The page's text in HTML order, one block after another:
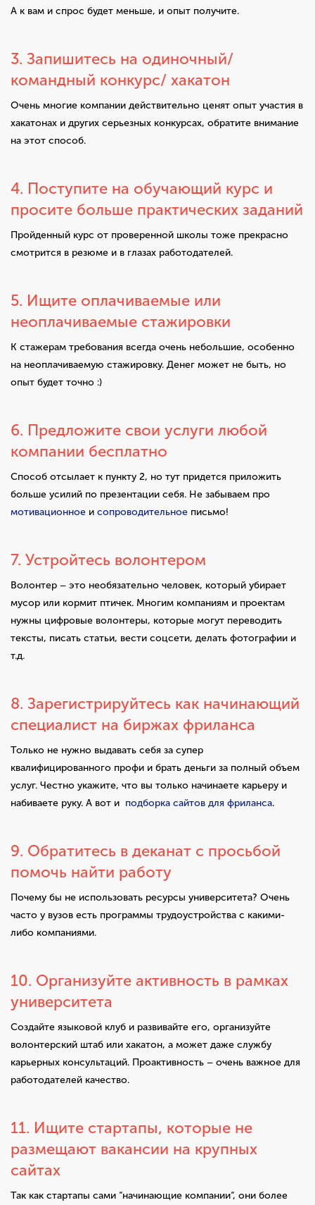
А к вам и спрос будет меньше, и опыт получите.
3. Запишитесь на одиночный/
командный конкурс/ хакатон
Очень многие компании действительно ценят опыт участия в
хакатонах и других серьезных конкурсах, обратите внимание
на этот способ.
4. Поступите на обучающий курс и
просите больше практических заданий
Пройденный курс от проверенной школы тоже прекрасно
смотрится в резюме и в глазах работодателей.
5. Ищите оплачиваемые или
неоплачиваемые стажировки
К стажерам требования всегда очень небольшие, особенно
на неоплачиваемую стажировку. Денег может не быть, но
опыт будет точно :)
6. Предложите свои услуги любой
компании бесплатно
Способ отсылает к пункту 2, но тут придется приложить
больше усилий по презентации себя. Не забываем про
мотивационное и сопроводительное письмо!
7. Устройтесь волонтером
Волонтер – это необязательно человек, который убирает
мусор или кормит птичек. Многим компаниям и проектам
нужны цифровые волонтеры, которые могут переводить
тексты, писать статьи, вести соцсети, делать фотографии и
т.д.
8. Зарегистрируйтесь как начинающий
специалист на биржах фриланса
Только не нужно выдавать себя за супер
квалифицированного профи и брать деньги за полный объем
услуг. Честно укажите, что вы только начинаете карьеру и
набиваете руку. А вот и подборка сайтов для фриланса.
9. Обратитесь в деканат с просьбой
помочь найти работу
Почему бы не использовать ресурсы университета? Очень
часто у вузов есть программы трудоустройства с какими-
либо компаниями.
10. Организуйте активность в рамках
университета
Создайте языковой клуб и развивайте его, организуйте
волонтерский штаб или хакатон, а может даже службу
карьерных консультаций. Проактивность – очень важное для
работодателей качество.
11. Ищите стартапы, которые не
размещают вакансии на крупных
сайтах
Так как стартапы сами “начинающие компании“, они более